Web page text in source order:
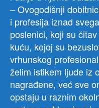
– Ovogodišnji
i profesija iznad
poslenici, koji su
kuću, kojoj su
vrhunskog
želim istikem ljude iz
nagrađene, već sve
opstaju u raznim